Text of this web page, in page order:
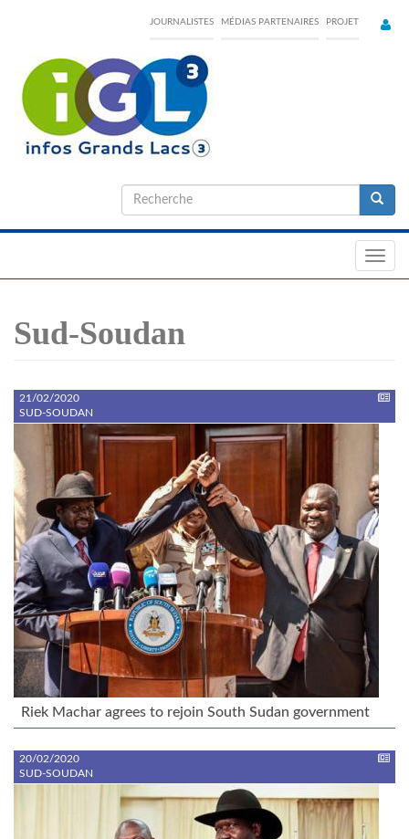
content
JOURNALISTES MÉDIAS PARTENAIRES PROJET
Formulaire
de
Sud-Soudan
21/02/2020
SUD-SOUDAN
Riek Machar agrees to rejoin South Sudan government
20/02/2020
SUD-SOUDAN